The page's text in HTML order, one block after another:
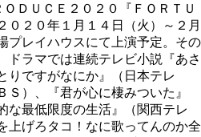
ＤＵＣＥ２０２０『ＦＯＲＴＵ
０２０年１月１４日（火）～２月
プレイハウスにて上演予定。その
ドラマでは連続テレビ小説『あさ
りですがなにか』（日本テレ
Ｓ）、『君が心に棲みついた』
な最低限度の生活』（関西テレ
上げろタコ！なに歌ってんのか全